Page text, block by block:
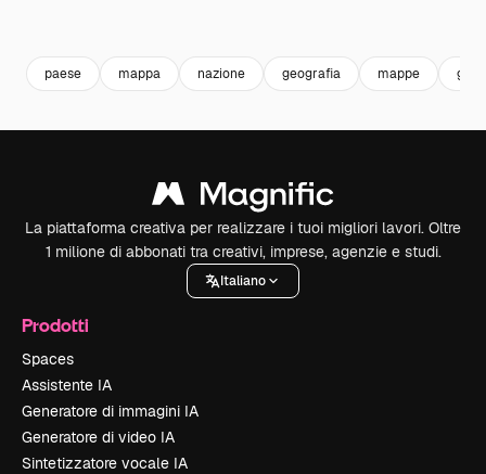
paese mappa nazione geografia mappe
La piattaforma creativa per realizzare i tuoi migliori lavori. Oltre
1 milione di abbonati tra creativi, imprese, agenzie e studi.
Italiano
Prodotti
Spaces
Assistente IA
Generatore di immagini IA
Generatore di video IA
Sintetizzatore vocale IA